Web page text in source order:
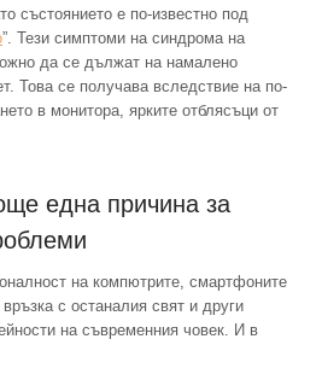
състоянието е по-известно под
”. Тези симптоми на синдрома на
да се дължат на намалено
Това се получава вследствие на по-
в монитора, ярките отблясъци от
една причина за
на компютрите, смартфоните
с останалия свят и други
на съвременния човек. И в